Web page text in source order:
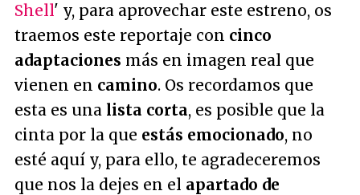
Shell' y, para aprovechar este estreno, os
traemos este reportaje con cinco
adaptaciones más en imagen real que
vienen en camino. Os recordamos que
esta es una lista corta, es posible que la
cinta por la que estás emocionado, no
esté aquí y, para ello, te agradeceremos
que nos la dejes en el apartado de